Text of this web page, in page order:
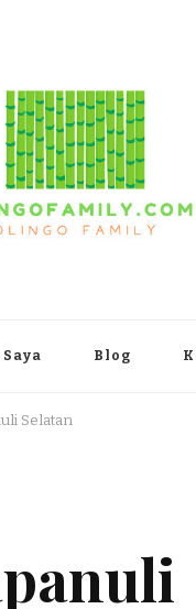
Blog
Selatan